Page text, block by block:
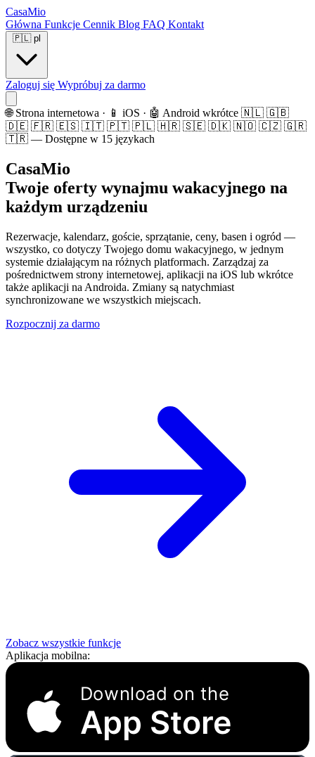
CasaMio
Główna Funkcje Cennik Blog FAQ Kontakt
🇵🇱 pl
Zaloguj się Wypróbuj za darmo
🌐 Strona internetowa · 📱 iOS · 🤖 Android wkrótce 🇳🇱 🇬🇧
🇩🇪 🇫🇷 🇪🇸 🇮🇹 🇵🇹 🇵🇱 🇭🇷 🇸🇪 🇩🇰 🇳🇴 🇨🇿 🇬🇷
🇹🇷 — Dostępne w 15 językach
CasaMio
Twoje oferty wynajmu wakacyjnego na
każdym urządzeniu
Rezerwacje, kalendarz, goście, sprzątanie, ceny, basen i ogród —
wszystko, co dotyczy Twojego domu wakacyjnego, w jednym
systemie działającym na różnych platformach. Zarządzaj za
pośrednictwem strony internetowej, aplikacji na iOS lub wkrótce
także aplikacji na Androida. Zmiany są natychmiast
synchronizowane we wszystkich miejscach.
Rozpocznij za darmo
Zobacz wszystkie funkcje
Aplikacja mobilna:
Download on the
App Store